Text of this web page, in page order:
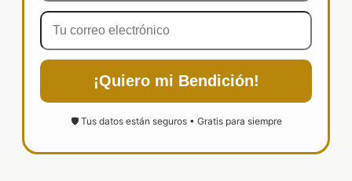
¡Quiero mi Bendición!
🛡️ Tus datos están seguros • Gratis para siempre